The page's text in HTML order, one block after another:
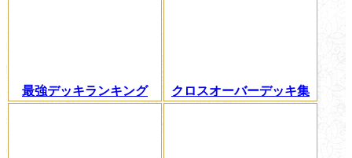
最強デッキランキング クロスオーバーデッキ集